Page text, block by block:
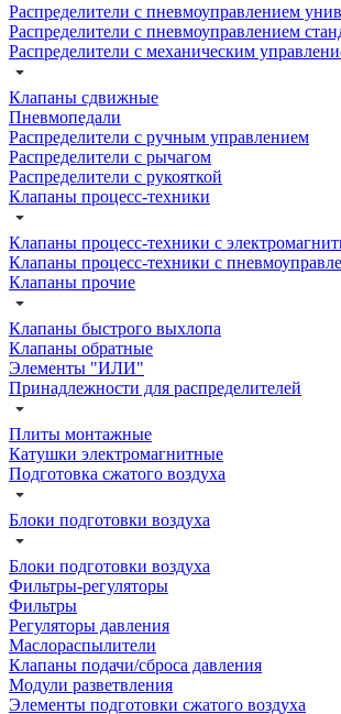
Распределители с пневмоуправлением
Распределители с пневмоуправлением
Распределители с механическим
Клапаны сдвижные
Пневмопедали
Распределители с ручным управлением
Распределители с рычагом
Распределители с рукояткой
Клапаны процесс-техники
Клапаны процесс-техники с
Клапаны процесс-техники с
Клапаны прочие
Клапаны быстрого выхлопа
Клапаны обратные
Элементы "ИЛИ"
Принадлежности для распределителей
Плиты монтажные
Катушки электромагнитные
Подготовка сжатого воздуха
Блоки подготовки воздуха
Блоки подготовки воздуха
Фильтры-регуляторы
Фильтры
Регуляторы давления
Маслораспылители
Клапаны подачи/сброса давления
Модули разветвления
Элементы подготовки сжатого воздуха